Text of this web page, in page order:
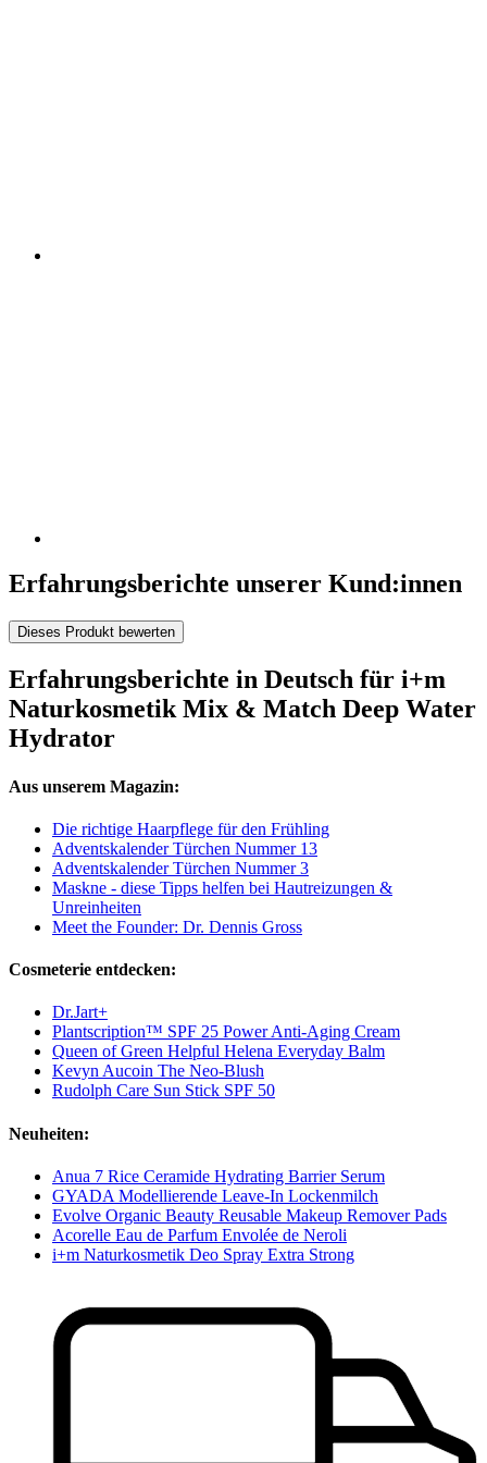
Erfahrungsberichte unserer Kund:innen
Dieses Produkt bewerten
Erfahrungsberichte in Deutsch für i+m
Naturkosmetik Mix & Match Deep Water
Hydrator
Aus unserem Magazin:
Die richtige Haarpflege für den Frühling
Adventskalender Türchen Nummer 13
Adventskalender Türchen Nummer 3
Maskne - diese Tipps helfen bei Hautreizungen &
Unreinheiten
Meet the Founder: Dr. Dennis Gross
Cosmeterie entdecken:
Dr.Jart+
Plantscription™ SPF 25 Power Anti-Aging Cream
Queen of Green Helpful Helena Everyday Balm
Kevyn Aucoin The Neo-Blush
Rudolph Care Sun Stick SPF 50
Neuheiten:
Anua 7 Rice Ceramide Hydrating Barrier Serum
GYADA Modellierende Leave-In Lockenmilch
Evolve Organic Beauty Reusable Makeup Remover Pads
Acorelle Eau de Parfum Envolée de Neroli
i+m Naturkosmetik Deo Spray Extra Strong